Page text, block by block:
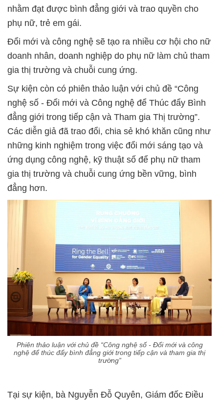
nhằm đạt được bình đẳng giới và trao quyền cho
phụ nữ, trẻ em gái.
Đổi mới và công nghệ sẽ tạo ra nhiều cơ hội cho nữ
doanh nhân, doanh nghiệp do phụ nữ làm chủ tham
gia thị trường và chuỗi cung ứng.
Sự kiện còn có phiên thảo luận với chủ đề “Công
nghệ số - Đổi mới và Công nghệ để Thúc đẩy Bình
đẳng giới trong tiếp cận và Tham gia Thị trường”.
Các diễn giả đã trao đổi, chia sẻ khó khăn cũng như
những kinh nghiệm trong việc đổi mới sáng tạo và
ứng dụng công nghệ, kỹ thuật số để phụ nữ tham
gia thị trường và chuỗi cung ứng bền vững, bình
đẳng hơn.
Phiên thảo luận với chủ đề “Công nghệ số - Đổi mới và công
nghệ để thúc đẩy bình đẳng giới trong tiếp cận và tham gia thị
trường”
Tại sự kiện, bà Nguyễn Đỗ Quyên, Giám đốc Điều